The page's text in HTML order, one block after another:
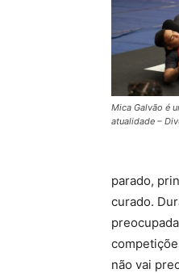
Mica Galvão é
atualidade –
parado,
curado.
não vai